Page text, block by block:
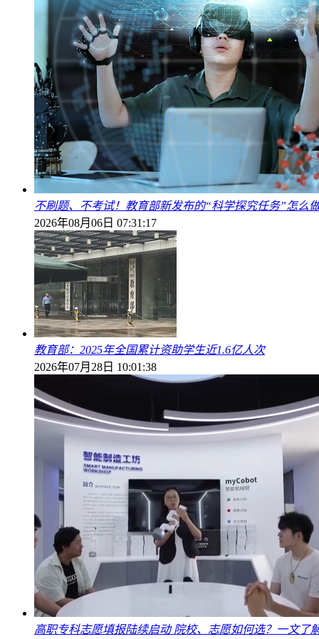
不刷题、不考试！教育部新发布的“科学探究任务”怎么
2026年08月06日 07:31:17
教育部：2025年全国累计资助学生近1.6亿人次
2026年07月28日 10:01:38
高职专科志愿填报陆续启动 院校、志愿如何选？一文了